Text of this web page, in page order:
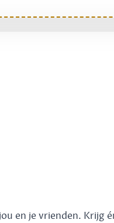
en je vrienden. Krijg